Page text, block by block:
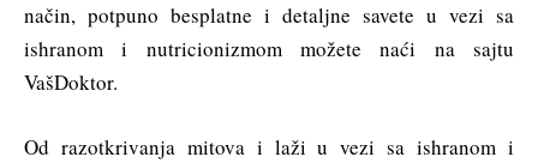
način, potpuno besplatne i detaljne savete u vezi sa
ishranom i nutricionizmom možete naći na sajtu
VašDoktor.
Od razotkrivanja mitova i laži u vezi sa ishranom i